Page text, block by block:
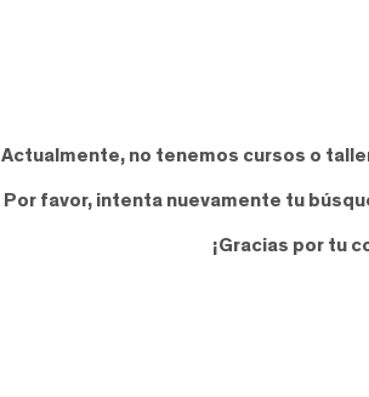
Actualmente, no tenemos cursos o
Por favor, intenta nuevamente tu
¡Gracias por tu